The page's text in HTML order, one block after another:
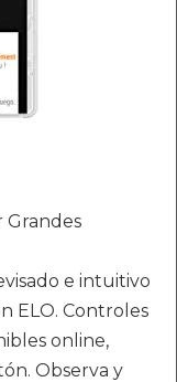
Grandes
e intuitivo
ELO. Controles
online,
Observa y